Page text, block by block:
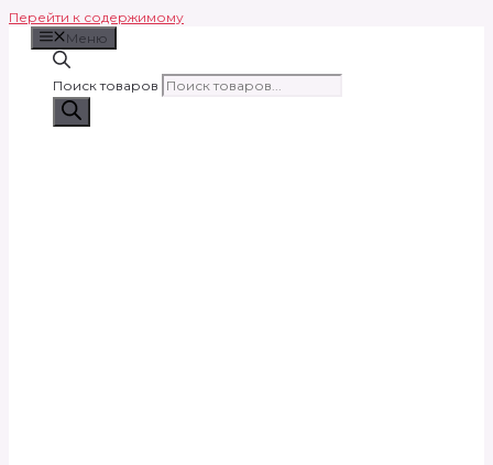
Перейти к содержимому
Меню
Поиск товаров